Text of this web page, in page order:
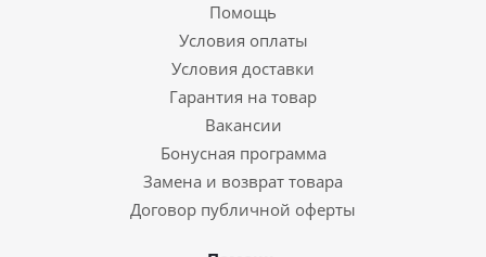
Помощь
Условия оплаты
Условия доставки
Гарантия на товар
Вакансии
Бонусная программа
Замена и возврат товара
Договор публичной оферты